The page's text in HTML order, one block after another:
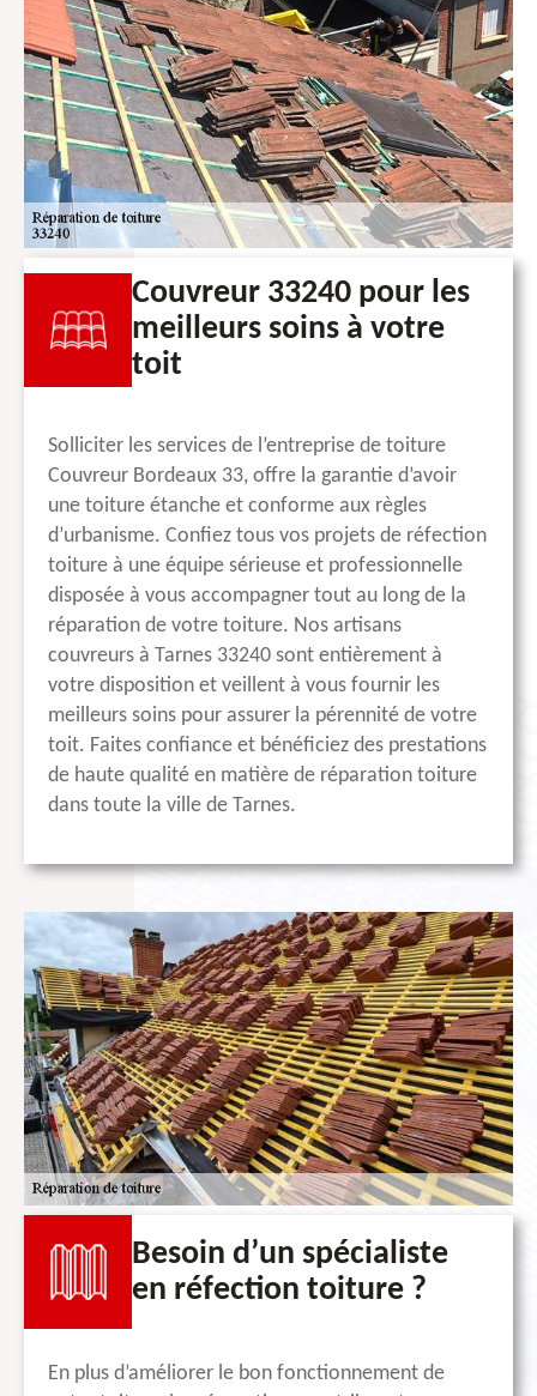
Couvreur 33240 pour les
meilleurs soins à votre
toit
Solliciter les services de l’entreprise de toiture
Couvreur Bordeaux 33, offre la garantie d’avoir
une toiture étanche et conforme aux règles
d’urbanisme. Confiez tous vos projets de réfection
toiture à une équipe sérieuse et professionnelle
disposée à vous accompagner tout au long de la
réparation de votre toiture. Nos artisans
couvreurs à Tarnes 33240 sont entièrement à
votre disposition et veillent à vous fournir les
meilleurs soins pour assurer la pérennité de votre
toit. Faites confiance et bénéficiez des prestations
de haute qualité en matière de réparation toiture
dans toute la ville de Tarnes.
Besoin d’un spécialiste
en réfection toiture ?
En plus d’améliorer le bon fonctionnement de